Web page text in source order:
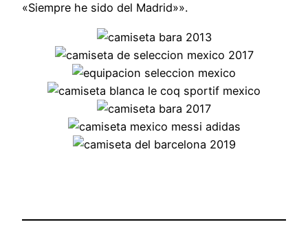
«Siempre he sido del Madrid»».